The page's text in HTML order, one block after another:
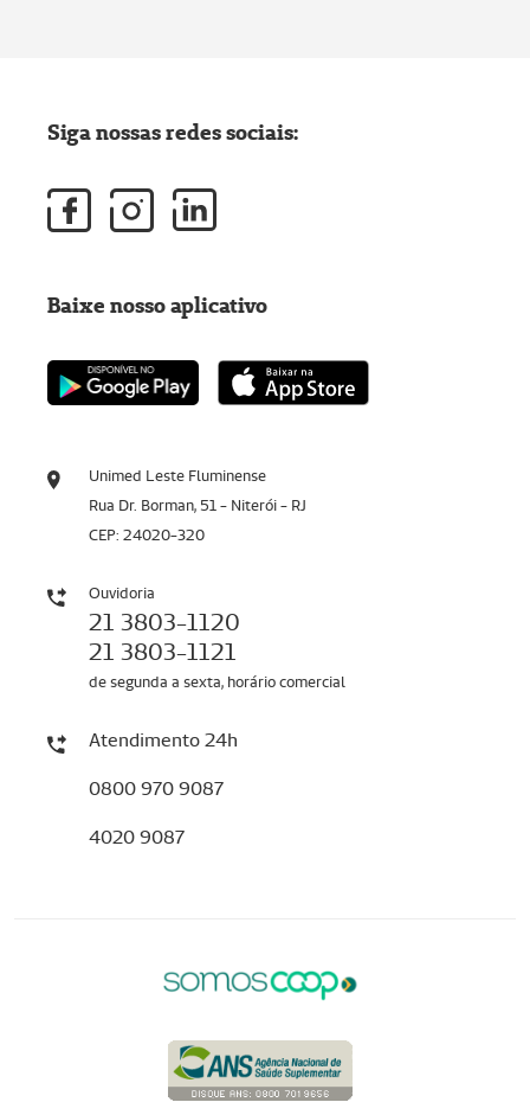
Unimed Leste Fluminense
Rua Dr. Borman, 51 - Niterói - RJ
CEP: 24020-320
Ouvidoria
21 3803-1120
21 3803-1121
de segunda a sexta, horário comercial
Atendimento 24h
0800 970 9087
4020 9087
Siga nossas redes sociais:
Baixe nosso aplicativo